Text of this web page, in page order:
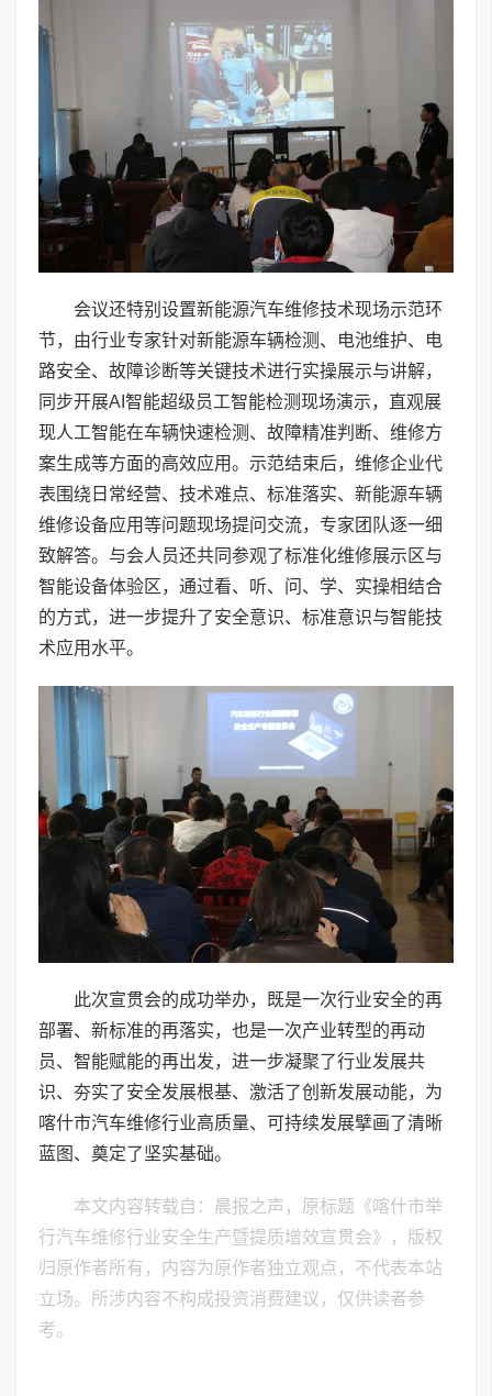
会议还特别设置新能源汽车维修技术现场示范环
节，由行业专家针对新能源车辆检测、电池维护、电
路安全、故障诊断等关键技术进行实操展示与讲解，
同步开展AI智能超级员工智能检测现场演示，直观展
现人工智能在车辆快速检测、故障精准判断、维修方
案生成等方面的高效应用。示范结束后，维修企业代
表围绕日常经营、技术难点、标准落实、新能源车辆
维修设备应用等问题现场提问交流，专家团队逐一细
致解答。与会人员还共同参观了标准化维修展示区与
智能设备体验区，通过看、听、问、学、实操相结合
的方式，进一步提升了安全意识、标准意识与智能技
术应用水平。
此次宣贯会的成功举办，既是一次行业安全的再
部署、新标准的再落实，也是一次产业转型的再动
员、智能赋能的再出发，进一步凝聚了行业发展共
识、夯实了安全发展根基、激活了创新发展动能，为
喀什市汽车维修行业高质量、可持续发展擘画了清晰
蓝图、奠定了坚实基础。
本文内容转载自：晨报之声，原标题《喀什市举
行汽车维修行业安全生产暨提质增效宣贯会》，版权
归原作者所有，内容为原作者独立观点，不代表本站
立场。所涉内容不构成投资消费建议，仅供读者参
考。